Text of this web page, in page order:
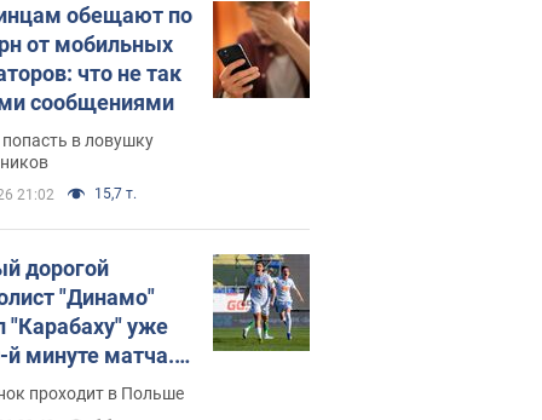
обещают по
от мобильных
что не так
сообщениями
попасть в ловушку
21:02 15,7 т.
дорогой
"Динамо"
"Карабаху" уже
й минуте матча.
проходит в Польше